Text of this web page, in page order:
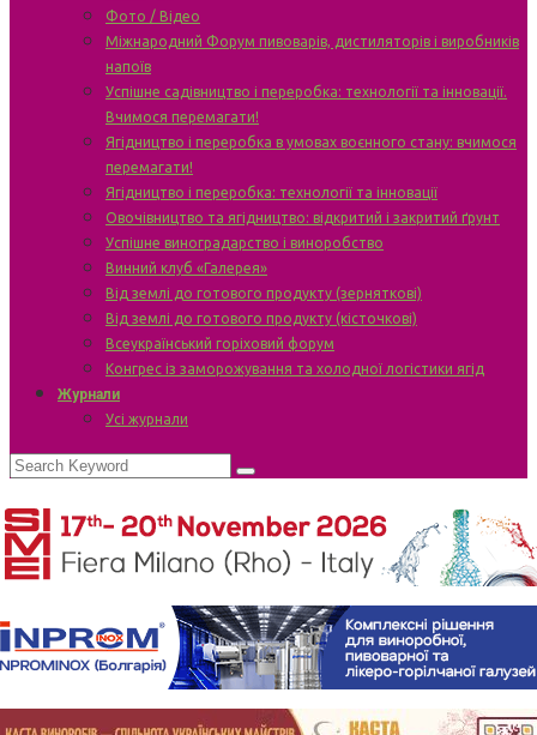
Фото / Відео
Міжнародний Форум пивоварів, дистиляторів і виробників
напоїв
Успішне садівництво і переробка: технології та інновації.
Вчимося перемагати!
Ягідництво і переробка в умовах воєнного стану: вчимося
перемагати!
Ягідництво і переробка: технології та інновації
Овочівництво та ягідництво: відкритий і закритий ґрунт
Успішне виноградарство і виноробство
Винний клуб «Галерея»
Від землі до готового продукту (зерняткові)
Від землі до готового продукту (кісточкові)
Всеукраїнський горіховий форум
Конгрес із заморожування та холодної логістики ягід
Журнали
Усі журнали